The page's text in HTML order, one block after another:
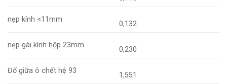
nẹp kính <11mm
0,132
nẹp gài kính hộp 23mm
0,230
Đố giữa ô chết hệ 93
1,551